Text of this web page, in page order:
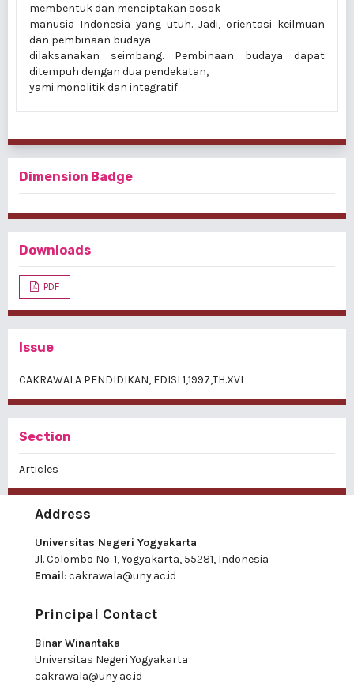
membentuk dan menciptakan sosok
manusia Indonesia yang utuh. Jadi, orientasi keilmuan
dan pembinaan budaya
dilaksanakan seimbang. Pembinaan budaya dapat
ditempuh dengan dua pendekatan,
yami monolitik dan integratif.
Dimension Badge
Downloads
PDF
Issue
CAKRAWALA PENDIDIKAN, EDISI 1,1997,TH.XVI
Section
Articles
Address
Universitas Negeri Yogyakarta
Jl. Colombo No. 1, Yogyakarta, 55281, Indonesia
Email: cakrawala@uny.ac.id
Principal Contact
Binar Winantaka
Universitas Negeri Yogyakarta
cakrawala@uny.ac.id